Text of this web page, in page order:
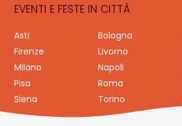
EVENTI E FESTE IN CITTÀ
Asti Bologna
Firenze
Livorno
Milano
Napoli
Pisa
Roma
Siena
Torino